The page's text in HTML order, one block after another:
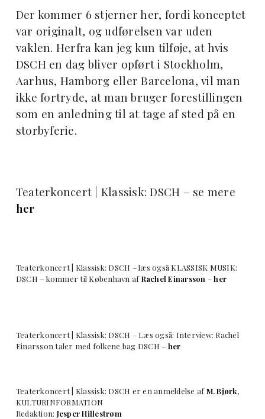
Der kommer 6 stjerner her, fordi konceptet
var originalt, og udførelsen var uden
vaklen. Herfra kan jeg kun tilføje, at hvis
DSCH en dag bliver opført i Stockholm,
Aarhus, Hamborg eller Barcelona, vil man
ikke fortryde, at man bruger forestillingen
som en anledning til at tage af sted på en
storbyferie.
Teaterkoncert | Klassisk: DSCH – se mere
her
Teaterkoncert | Klassisk: DSCH – læs også KLASSISK MUSIK:
DSCH – kommer til København afRachel Einarsson –her
Teaterkoncert | Klassisk: DSCH – Læs også: Interview: Rachel
Einarsson taler med folkene bag DSCH – her
Teaterkoncert | Klassisk: DSCH er en anmeldelse afM. Bjørk,
KULTURINFORMATION
Redaktion: Jesper Hillestrøm